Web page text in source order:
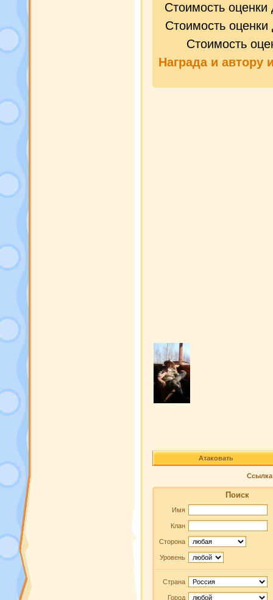
Стоимость
Стоимость
Стоимость
Награда и автору
Атаковать
Ссылка
Поиск
Имя
Клан
Сторона
Уровень
Страна
Город